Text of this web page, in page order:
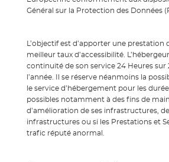
Général sur la Protection des Données
L’objectif est d’apporter une prestation
meilleur taux d’accessibilité.
continuité de son service 24 Heures sur
l’année. Il se réserve néanmoins la
le service d’hébergement pour les
possibles notamment à des fins de
d’amélioration de ses infrastructures,
infrastructures ou si les Prestations et
trafic réputé anormal.